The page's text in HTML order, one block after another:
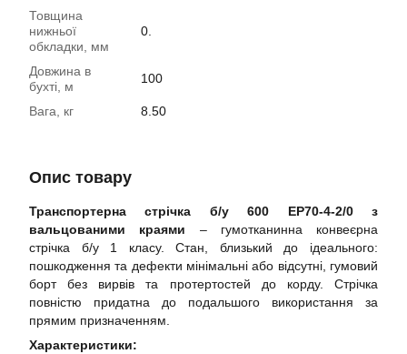
Товщина
нижньої
обкладки, мм
0.
Довжина в
бухті, м
100
Вага, кг 8.50
Опис товару
Транспортерна стрічка б/у 600 EP70-4-2/0 з
вальцованими краями – гумотканинна конвеєрна
стрічка б/у 1 класу. Стан, близький до ідеального:
пошкодження та дефекти мінімальні або відсутні, гумовий
борт без вирвів та протертостей до корду. Стрічка
повністю придатна до подальшого використання за
прямим призначенням.
Характеристики: